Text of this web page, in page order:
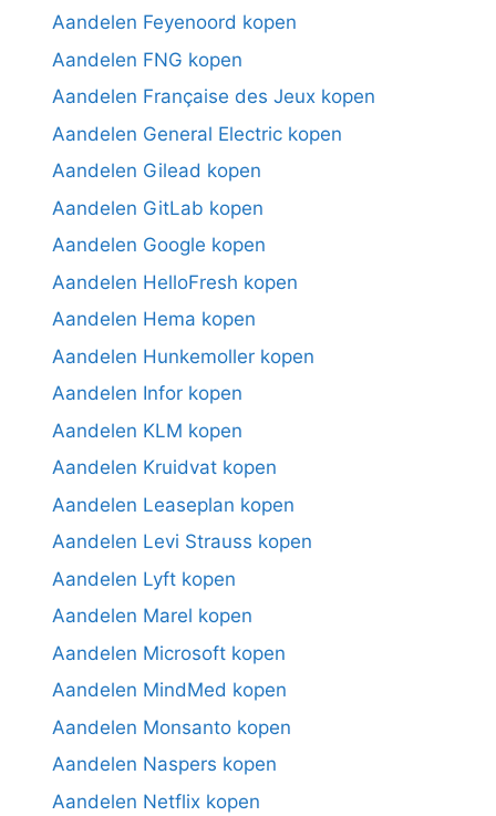
Aandelen Feyenoord kopen
Aandelen FNG kopen
Aandelen Française des Jeux kopen
Aandelen General Electric kopen
Aandelen Gilead kopen
Aandelen GitLab kopen
Aandelen Google kopen
Aandelen HelloFresh kopen
Aandelen Hema kopen
Aandelen Hunkemoller kopen
Aandelen Infor kopen
Aandelen KLM kopen
Aandelen Kruidvat kopen
Aandelen Leaseplan kopen
Aandelen Levi Strauss kopen
Aandelen Lyft kopen
Aandelen Marel kopen
Aandelen Microsoft kopen
Aandelen MindMed kopen
Aandelen Monsanto kopen
Aandelen Naspers kopen
Aandelen Netflix kopen